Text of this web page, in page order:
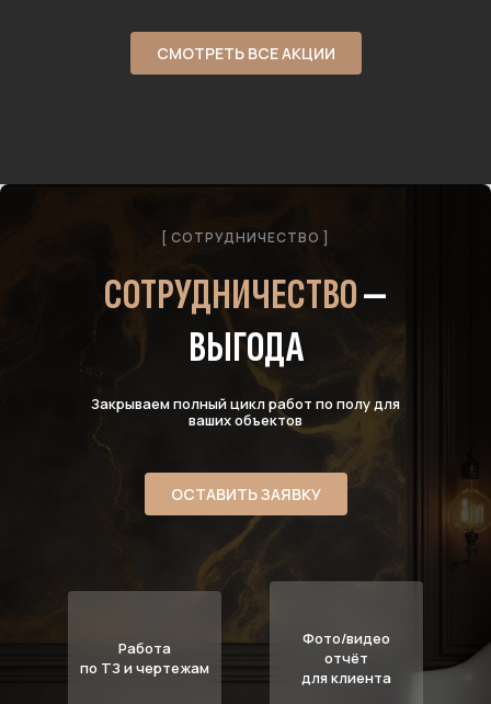
СМОТРЕТЬ ВСЕ АКЦИИ
[ СОТРУДНИЧЕСТВО ]
СОТРУДНИЧЕСТВО—
ВЫГОДА
Закрываем полный цикл работ по полу для
ваших объектов
ОСТАВИТЬ ЗАЯВКУ
Работа
по ТЗ и чертежам
Фото/видео
отчёт
для клиента